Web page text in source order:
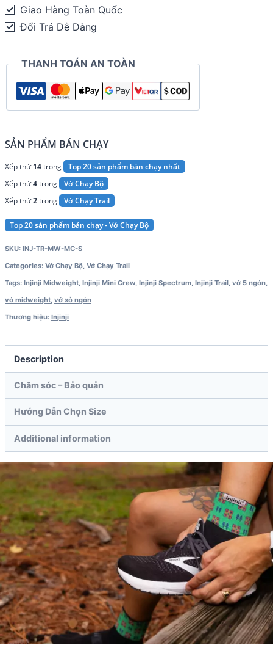
Giao Hàng Toàn Quốc
Đổi Trả Dễ Dàng
THANH TOÁN AN TOÀN
SẢN PHẨM BÁN CHẠY
Xếp thứ14trong
Top 20 sản phẩm bán chạy nhất
Xếp thứ4trong
Vớ Chạy Bộ
Xếp thứ2trong Vớ Chạy Trail
Top 20 sản phẩm bán chạy - Vớ Chạy Bộ
SKU: INJ-TR-MW-MC-S
Categories: Vớ Chạy Bộ, Vớ Chạy Trail
Tags: Injinji Midweight, Injinji Mini Crew, Injinji Spectrum, Injinji Trail, vớ 5 ngón,
vớ midweight, vớ xỏ ngón
Thương hiệu: Injinji
Description
Chăm sóc – Bảo quản
Hướng Dẫn Chọn Size
Additional information